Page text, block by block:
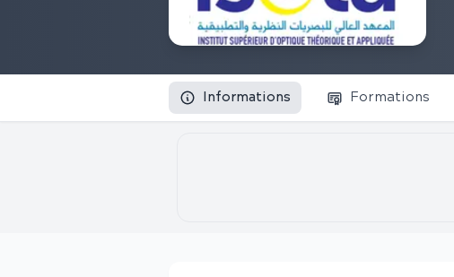
Informations Formations